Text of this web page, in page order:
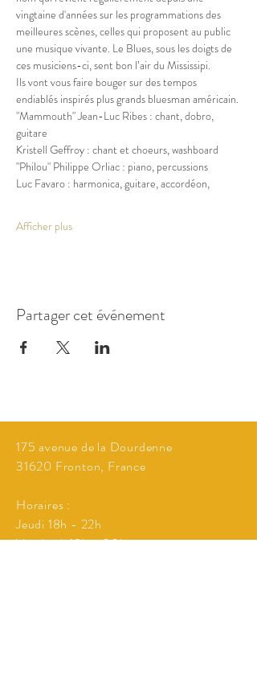
vingtaine d'années sur les programmations des
meilleures scènes, celles qui proposent au public
une musique vivante. Le Blues, sous les doigts de
ces musiciens-ci, sent bon l’air du Mississipi.
Ils vont vous faire bouger sur des tempos
endiablés inspirés plus grands bluesman américain.
"Mammouth" Jean-Luc Ribes : chant, dobro,
guitare
Kristell Geffroy : chant et choeurs, washboard
"Philou" Philippe Orliac : piano, percussions
Luc Favaro : harmonica, guitare, accordéon,
Afficher plus
Partager cet événement
175 avenue de la Dourdenne
31620 Fronton, France
Horaires :
Jeudi 18h - 22h
Vendredi 18h - 00h